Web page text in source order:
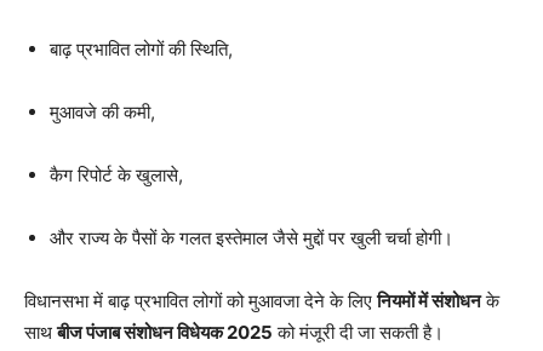
बाढ़ प्रभावित लोगों की स्थिति,
मुआवजे की कमी,
कैग रिपोर्ट के खुलासे,
और राज्य के पैसों के गलत इस्तेमाल जैसे मुद्दों पर खुली चर्चा होगी।
विधानसभा में बाढ़ प्रभावित लोगों को मुआवजा देने के लिएनियमों में संशोधनके
साथबीज पंजाब संशोधन विधेयक 2025 को मंजूरी दी जा सकती है।